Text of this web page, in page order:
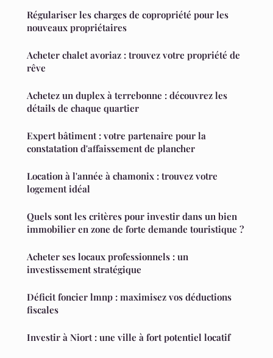
Régulariser les charges de copropriété pour les
nouveaux propriétaires
Acheter chalet avoriaz : trouvez votre propriété de
rêve
Achetez un duplex à terrebonne : découvrez les
détails de chaque quartier
Expert bâtiment : votre partenaire pour la
constatation d'affaissement de plancher
Location à l'année à chamonix : trouvez votre
logement idéal
Quels sont les critères pour investir dans un bien
immobilier en zone de forte demande touristique ?
Acheter ses locaux professionnels : un
investissement stratégique
Déficit foncier lmnp : maximisez vos déductions
fiscales
Investir à Niort : une ville à fort potentiel locatif